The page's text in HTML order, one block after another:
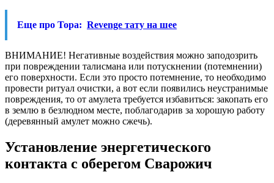
Еще про Тора: Revenge тату на шее
ВНИМАНИЕ! Негативные воздействия можно заподозрить
при повреждении талисмана или потускнении (потемнении)
его поверхности. Если это просто потемнение, то необходимо
провести ритуал очистки, а вот если появились неустранимые
повреждения, то от амулета требуется избавиться: закопать его
в землю в безлюдном месте, поблагодарив за хорошую работу
(деревянный амулет можно сжечь).
Установление энергетического
контакта с оберегом Сварожич